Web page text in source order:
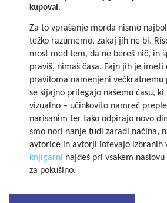
kupoval.
Za to vprašanje morda nismo
težko razumemo, zakaj jih ne bi.
most med tem, da ne bereš nič, in
praviš, nimaš časa. Fajn jih je imeti
praviloma namenjeni večkratnemu
se sijajno prilegajo našemu času, ki
vizualno – učinkovito namreč
narisanim ter tako odpirajo novo
smo nori nanje tudi zaradi načina,
avtorice in avtorji lotevajo izbranih
knjigarni najdeš pri vsakem
za pokušino.